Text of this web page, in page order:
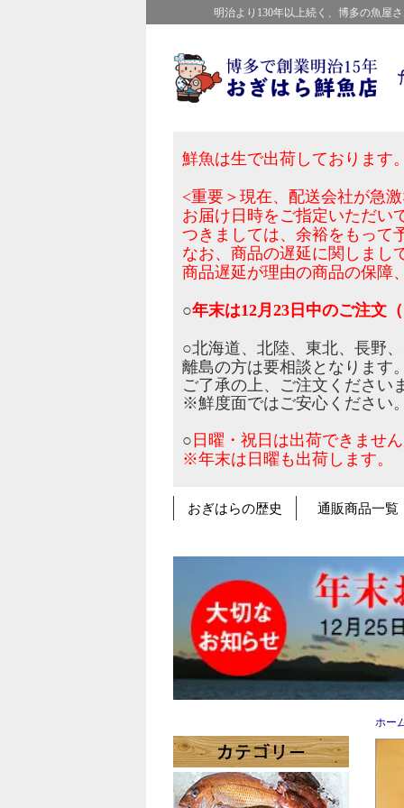
明治より130年以上続く、博多の魚屋
鮮魚は生で出荷しております
<重要＞現在、配送会社が急
お届け日時をご指定いただい
つきましては、余裕をもって
なお、商品の遅延に関しまし
商品遅延が理由の商品の保障
○年末は12月23日中のご注文
○北海道、北陸、東北、長野
離島の方は要相談となります
ご了承の上、ご注文ください
※鮮度面ではご安心ください
○ 日曜・祝日は出荷できませ
※年末は日曜も出荷します。
おぎはらの歴史 通販商品一覧
ホー